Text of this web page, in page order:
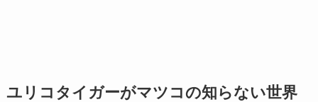
ユリコタイガーがマツコの知らない世界